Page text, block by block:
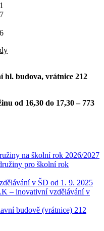
hl. budova, vrátnice 212
od 16,30 do 17,30 – 773
na školní rok 2026/2027
pro školní rok
v ŠD od 1. 9. 2025
– inovativní vzdělávání v
budově (vrátnice) 212